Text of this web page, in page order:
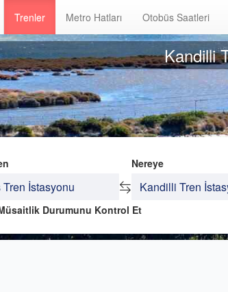
Trenler Metro Hatları Otobüs Saatleri
Kandilli
Nereye
Durumunu Kontrol Et